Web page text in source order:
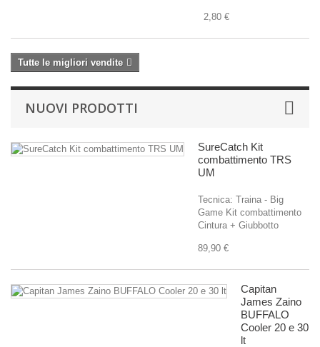
2,80 €
Tutte le migliori vendite
NUOVI PRODOTTI
SureCatch Kit
combattimento TRS
UM
Tecnica: Traina - Big
Game Kit combattimento
Cintura + Giubbotto
89,90 €
Capitan
James Zaino
BUFFALO
Cooler 20 e 30
lt